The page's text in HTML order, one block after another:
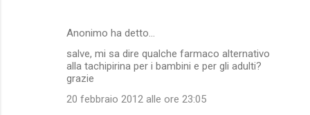
Anonimo ha detto…
salve, mi sa dire qualche farmaco alternativo
alla tachipirina per i bambini e per gli adulti?
grazie
20 febbraio 2012 alle ore 23:05